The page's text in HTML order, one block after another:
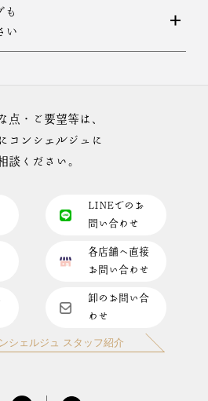
も
い
点・ご要望等は、
コンシェルジュに
談ください。
LINEでのお
問い合わせ
各店舗へ直接
お問い合わせ
卸のお問い合
わせ
シェルジュ スタッフ紹介